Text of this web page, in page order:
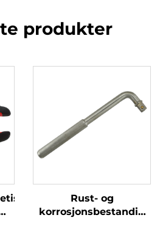
produkter
Rust- og
korrosjonsbestandig